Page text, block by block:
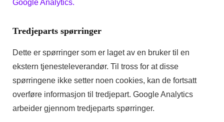
Google Analytics.
Tredjeparts spørringer
Dette er spørringer som er laget av en bruker til en
ekstern tjenesteleverandør. Til tross for at disse
spørringene ikke setter noen cookies, kan de fortsatt
overføre informasjon til tredjepart. Google Analytics
arbeider gjennom tredjeparts spørringer.